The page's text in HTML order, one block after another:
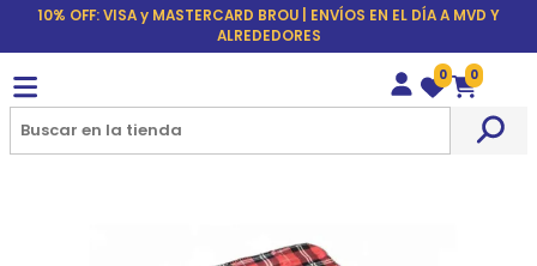
10% OFF: VISA y MASTERCARD BROU | ENVÍOS EN EL DÍA A MVD Y
ALREDEDORES
Wishlist
0
Carrito
0